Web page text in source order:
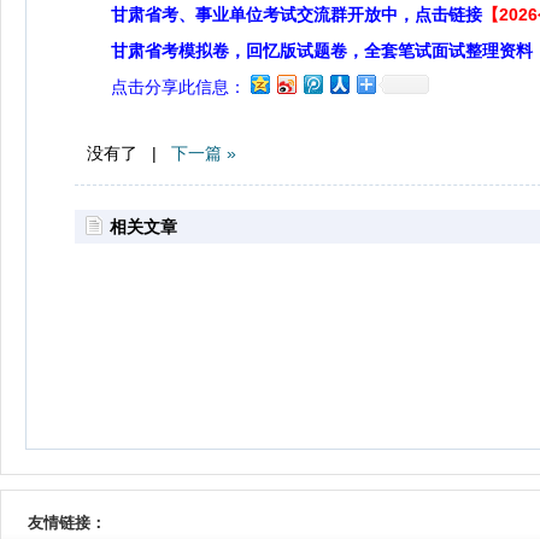
甘肃省考、事业单位考试交流群开放中，点击链接 【
甘肃省考模拟卷，回忆版试题卷，全套笔试面试整理资料
点击分享此信息：
没有了 | 下一篇 »
相关文章
友情链接：